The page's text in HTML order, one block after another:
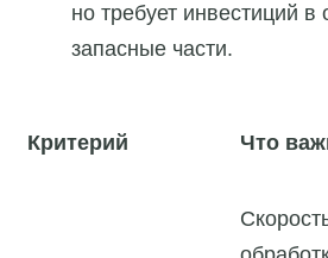
но требует инвестиций
запасные части.
Критерий Что